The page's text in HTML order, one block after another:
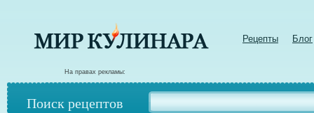
Рецепты Блог
На правах рекламы:
Поиск рецептов